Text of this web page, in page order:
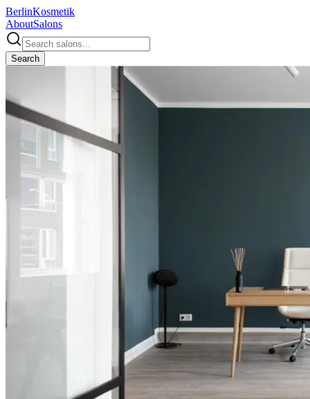
BerlinKosmetik
AboutSalons
Search